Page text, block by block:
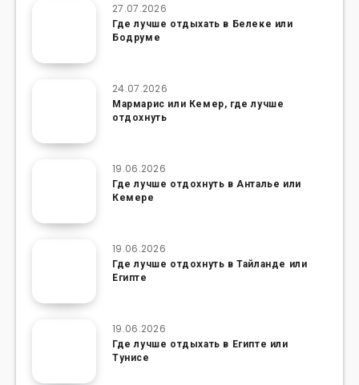
27.07.2026
Где лучше отдыхать в Белеке или
Бодруме
24.07.2026
Мармарис или Кемер, где лучше
отдохнуть
19.06.2026
Где лучше отдохнуть в Анталье или
Кемере
19.06.2026
Где лучше отдохнуть в Тайланде или
Египте
19.06.2026
Где лучше отдыхать в Египте или
Тунисе